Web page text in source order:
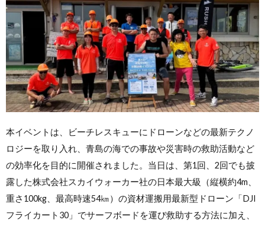
本イベントは、ビーチレスキューにドローンなどの最新テクノ
ロジーを取り入れ、青島の海での事故や災害時の救助活動など
の効率化を目的に開催されました。当日は、第1回、2回でも披
露した株式会社スカイウォーカー社の日本最大級（縦横約4m、
重さ100kg、最高時速54㎞）の資材運搬用最新型ドローン「DJI
フライカート30」でサーフボードを運び救助する方法に加え、